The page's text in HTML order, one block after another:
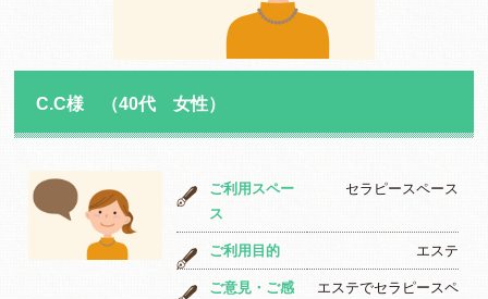
C.C様 （40代 女性）
ご利用スペー
ス
セラピースペース
ご利用目的 エステ
ご意見・ご感
エステでセラピースペ